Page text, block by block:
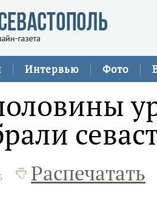
Интервью Фото
Распечатать